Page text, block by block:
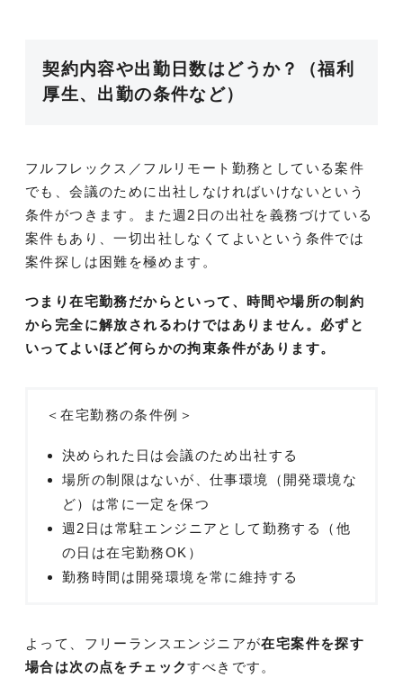
契約内容や出勤日数はどうか？（福利
厚生、出勤の条件など）
フルフレックス／フルリモート勤務としている案件
でも、会議のために出社しなければいけないという
条件がつきます。また週2日の出社を義務づけている
案件もあり、一切出社しなくてよいという条件では
案件探しは困難を極めます。
つまり在宅勤務だからといって、時間や場所の制約
から完全に解放されるわけではありません。必ずと
いってよいほど何らかの拘束条件があります。
＜在宅勤務の条件例＞
決められた日は会議のため出社する
場所の制限はないが、仕事環境（開発環境な
ど）は常に一定を保つ
週2日は常駐エンジニアとして勤務する（他
の日は在宅勤務OK）
勤務時間は開発環境を常に維持する
よって、フリーランスエンジニアが在宅案件を探す
場合は次の点をチェックすべきです。